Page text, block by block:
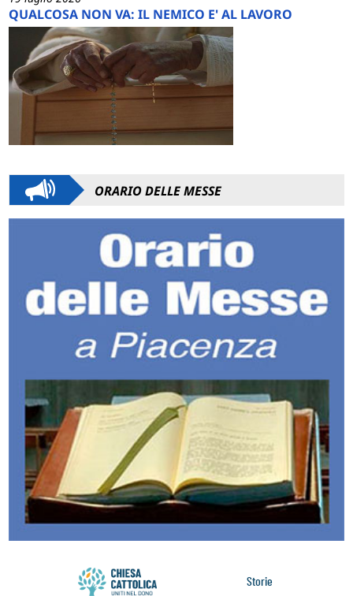
QUALCOSA NON VA: IL NEMICO E' AL LAVORO
ORARIO DELLE MESSE